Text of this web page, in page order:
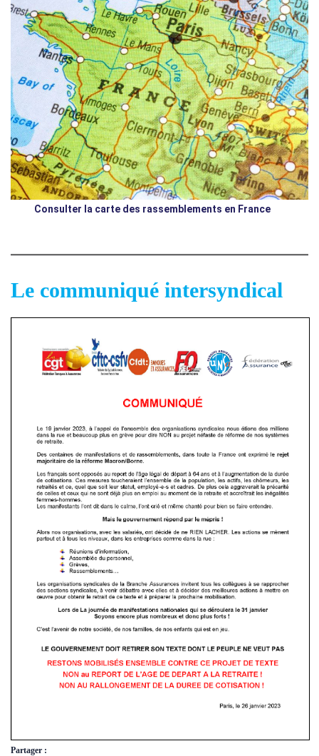
Consulter la carte des rassemblements en France
Le communiqué intersyndical
Partager :